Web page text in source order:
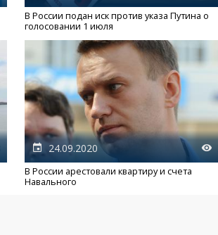
В России подан иск против указа Путина о
голосовании 1 июля
24.09.2020
В России арестовали квартиру и счета
Навального